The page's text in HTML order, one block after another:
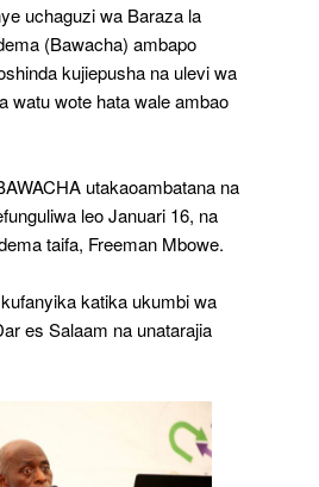
uchaguzi wa Baraza la
(Bawacha) ambapo
kujiepusha na ulevi wa
watu wote hata wale ambao
utakaoambatana na
leo Januari 16, na
taifa, Freeman Mbowe.
katika ukumbi wa
es Salaam na unatarajia